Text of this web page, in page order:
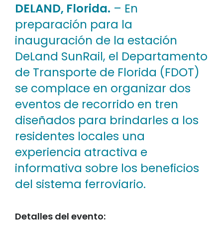
DELAND, Florida. – En
preparación para la
inauguración de la estación
DeLand SunRail, el Departamento
de Transporte de Florida (FDOT)
se complace en organizar dos
eventos de recorrido en tren
diseñados para brindarles a los
residentes locales una
experiencia atractiva e
informativa sobre los beneficios
del sistema ferroviario.
Detalles del evento: